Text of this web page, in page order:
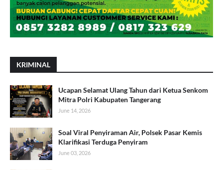
KRIMINAL
Ucapan Selamat Ulang Tahun dari Ketua Senkom
Mitra Polri Kabupaten Tangerang
June 14, 2026
Soal Viral Penyiraman Air, Polsek Pasar Kemis
Klarifikasi Terduga Penyiram
June 03, 2026